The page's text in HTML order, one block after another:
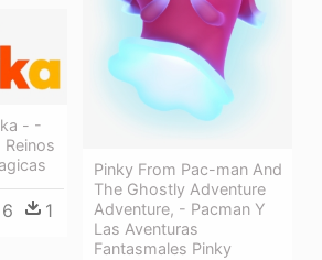
Pinky From Pac-man And
The Ghostly Adventure
Adventure, - Pacman Y
Las Aventuras
Fantasmales Pinky
- -
Reinos
6 1